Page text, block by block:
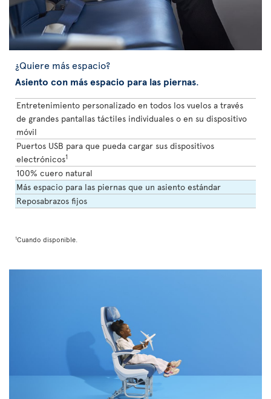
¿Quiere más espacio?
Asiento con más espacio para las piernas.
Entretenimiento personalizado en todos los vuelos a través
de grandes pantallas táctiles individuales o en su dispositivo
móvil
Puertos USB para que pueda cargar sus dispositivos
electrónicos1
100% cuero natural
Más espacio para las piernas que un asiento estándar
Reposabrazos fijos
1Cuando disponible.